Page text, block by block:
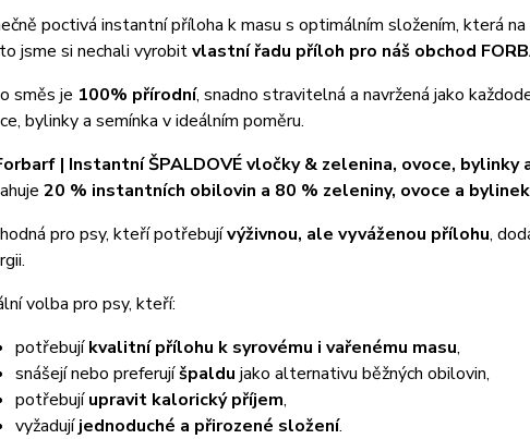
poctivá instantní příloha k masu s optimálním složením, která
jsme si nechali vyrobitvlastní řadu příloh pro náš obchod
směs je 100% přírodní, snadno stravitelná a navržená jako
bylinky a semínka v ideálním poměru.
| Instantní ŠPALDOVÉ vločky & zelenina, ovoce, bylinky
20 % instantních obilovin a 80 % zeleniny, ovoce a bylinek
pro psy, kteří potřebujívýživnou, ale vyváženou přílohu,
volba pro psy, kteří:
potřebujíkvalitní přílohu k syrovému i vařenému masu,
snášejí nebo preferujíšpaldu jako alternativu běžných obilovin,
potřebujíupravit kalorický příjem,
vyžadujíjednoduché a přirozené složení.